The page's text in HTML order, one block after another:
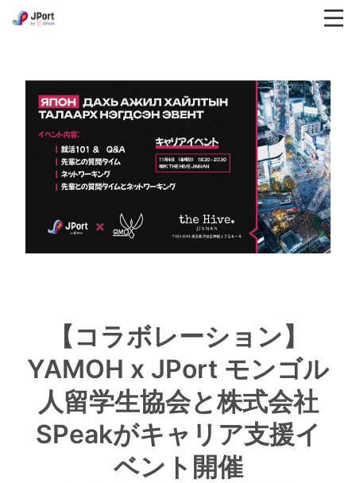
【コラボレーション】
YAMOH x JPort モンゴル
人留学生協会と株式会社
SPeakがキャリア支援イ
ベント開催